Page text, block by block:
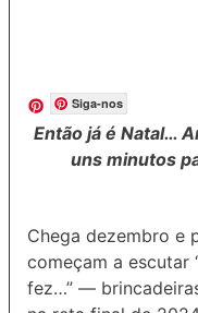
Siga-nos
Então já é Natal…
uns minutos
Chega dezembro e
começam a escutar
fez…” —